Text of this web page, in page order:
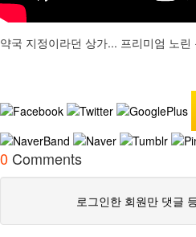
약국 지정이라던 상가... 프리미엄 노린
0 Comments
로그인한 회원만 댓글